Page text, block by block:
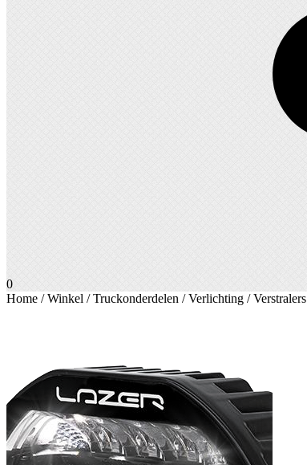
0
Home /Winkel /Truckonderdelen /Verlichting /Verstralers